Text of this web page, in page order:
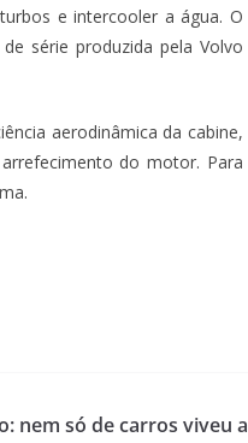
e intercooler a água. O
série produzida pela Volvo
aerodinâmica da cabine,
do motor. Para
nem só de carros viveu a